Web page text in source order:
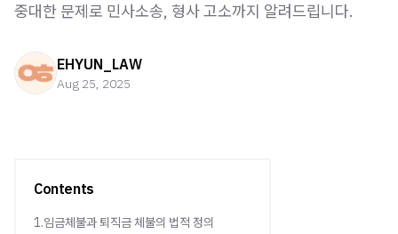
중대한 문제로 민사소송, 형사 고소까지 알려드립니다.
EHYUN_LAW
Aug 25, 2025
Contents
1.임금체불과 퇴직금 체불의 법적 정의